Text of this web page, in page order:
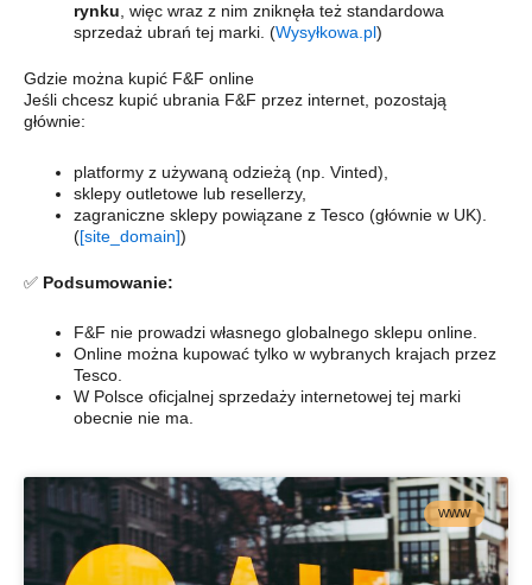
rynku , więc wraz z nim zniknęła też standardowa
sprzedaż ubrań tej marki. (Wysyłkowa.pl)
Gdzie można kupić F&F online
Jeśli chcesz kupić ubrania F&F przez internet, pozostają
głównie:
platformy z używaną odzieżą (np. Vinted),
sklepy outletowe lub resellerzy,
zagraniczne sklepy powiązane z Tesco (głównie w UK).
([site_domain])
✅ Podsumowanie:
F&F nie prowadzi własnego globalnego sklepu online.
Online można kupować tylko w wybranych krajach przez
Tesco.
W Polsce oficjalnej sprzedaży internetowej tej marki
obecnie nie ma.
WWW